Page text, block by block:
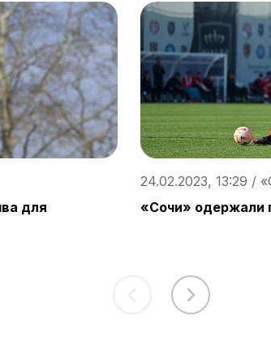
для
24.02.2023, 13:29 /
«Сочи» одержали